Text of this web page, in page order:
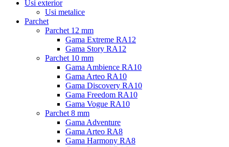
Usi exterior
Usi metalice
Parchet
Parchet 12 mm
Gama Extreme RA12
Gama Story RA12
Parchet 10 mm
Gama Ambience RA10
Gama Arteo RA10
Gama Discovery RA10
Gama Freedom RA10
Gama Vogue RA10
Parchet 8 mm
Gama Adventure
Gama Arteo RA8
Gama Harmony RA8